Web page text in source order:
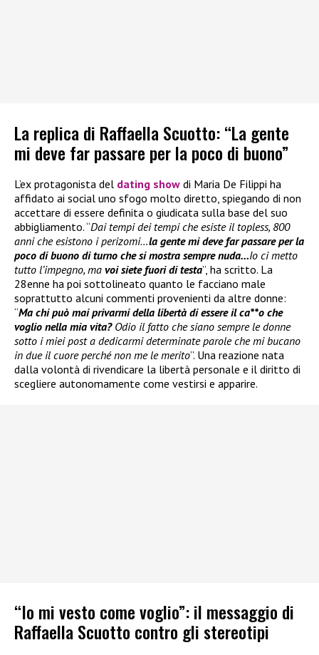
La replica di Raffaella Scuotto: “La gente
mi deve far passare per la poco di buono”
L’ex protagonista del dating show di Maria De Filippi ha
affidato ai social uno sfogo molto diretto, spiegando di non
accettare di essere definita o giudicata sulla base del suo
abbigliamento. “Dai tempi dei tempi che esiste il topless, 800
anni che esistono i perizomi…la gente mi deve far passare per la
poco di buono di turno che si mostra sempre nuda…Io ci metto
tutto l’impegno, ma voi siete fuori di testa”, ha scritto. La
28enne ha poi sottolineato quanto le facciano male
soprattutto alcuni commenti provenienti da altre donne:
“Ma chi può mai privarmi della libertà di essere il ca**o che
voglio nella mia vita? Odio il fatto che siano sempre le donne
sotto i miei post a dedicarmi determinate parole che mi bucano
in due il cuore perché non me le merito”. Una reazione nata
dalla volontà di rivendicare la libertà personale e il diritto di
scegliere autonomamente come vestirsi e apparire.
“Io mi vesto come voglio”: il messaggio di
Raffaella Scuotto contro gli stereotipi